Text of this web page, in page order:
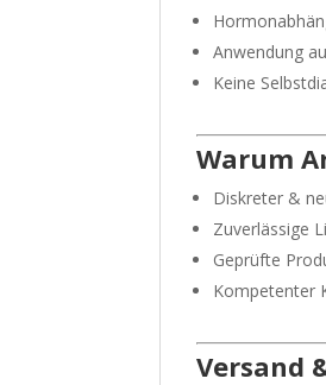
Anwendung
Keine
Warum
Diskreter &
Zuverlässige
Geprüfte
Kompetenter
Versand